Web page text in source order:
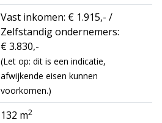
Vast inkomen: € 1.915,- /
Zelfstandig ondernemers:
€ 3.830,-
(Let op: dit is een indicatie,
afwijkende eisen kunnen
voorkomen.)
132 m2